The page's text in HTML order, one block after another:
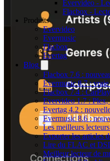
Evervideo -
Flacbox -
Produits
Evervideo
Evermusic
Flacbox
Evertag
Blog
Flacbox 7.6 :
Evermusic 8.7 :
Flacbox 7.4 :
Evervideo 1.7 : Plex,
Evertag 4.2 :
Evermusic 8.6 :
Les meilleurs
Exporter les articles
Lire du FLAC et
Meilleur lecteur de